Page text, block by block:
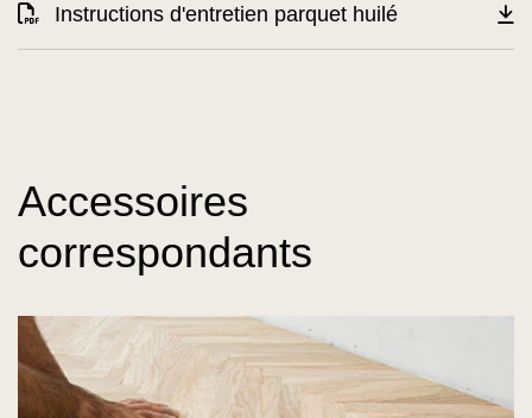
Instructions d'entretien parquet huilé
Accessoires
correspondants